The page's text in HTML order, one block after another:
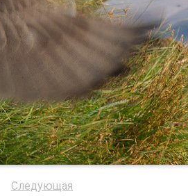
Следующая